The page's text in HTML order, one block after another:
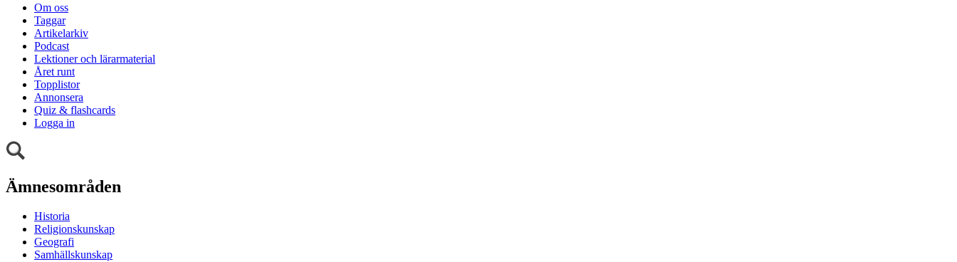
Om oss
Taggar
Artikelarkiv
Podcast
Lektioner och lärarmaterial
Året runt
Topplistor
Annonsera
Quiz & flashcards
Logga in
Ämnesområden
Historia
Religionskunskap
Geografi
Samhällskunskap